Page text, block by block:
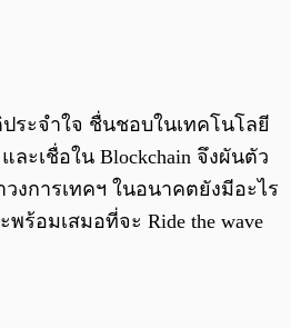
ประจำใจ ชื่นชอบในเทคโนโลยี
ะเชื่อใน Blockchain จึงผันตัว
งการเทคฯ ในอนาคตยังมีอะไร
ร้อมเสมอที่จะ Ride the wave